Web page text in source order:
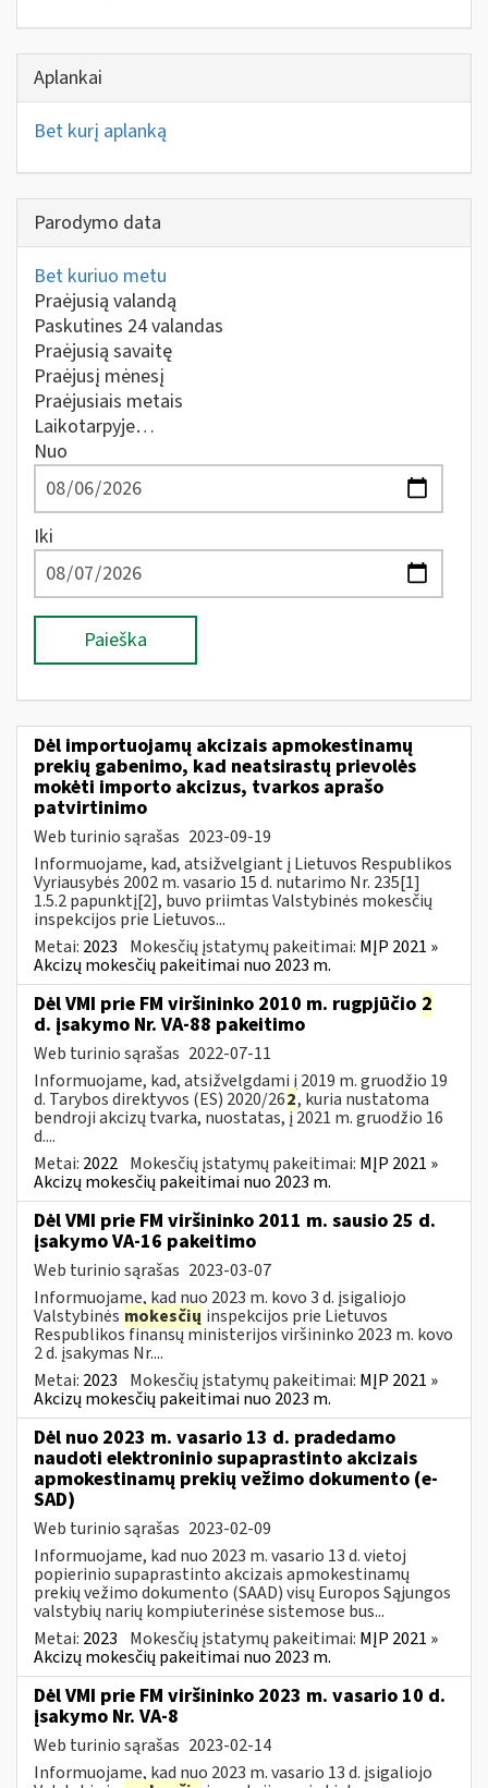
Aplankai
Bet kurį aplanką
Parodymo data
Bet kuriuo metu
Praėjusią valandą
Paskutines 24 valandas
Praėjusią savaitę
Praėjusį mėnesį
Praėjusiais metais
Laikotarpyje…
Nuo
Iki
Paieška
Dėl importuojamų akcizais apmokestinamų
prekių gabenimo, kad neatsirastų prievolės
mokėti importo akcizus, tvarkos aprašo
patvirtinimo
Web turinio sąrašas 2023-09-19
Informuojame, kad, atsižvelgiant į Lietuvos Respublikos
Vyriausybės 2002 m. vasario 15 d. nutarimo Nr. 235[1]
1.5.2 papunktį[2], buvo priimtas Valstybinės mokesčių
inspekcijos prie Lietuvos...
Metai: 2023 Mokesčių įstatymų pakeitimai: MĮP 2021 »
Akcizų mokesčių pakeitimai nuo 2023 m.
Dėl VMI prie FM viršininko 2010 m. rugpjūčio 2
d. įsakymo Nr. VA-88 pakeitimo
Web turinio sąrašas 2022-07-11
Informuojame, kad, atsižvelgdami į 2019 m. gruodžio 19
d. Tarybos direktyvos (ES) 2020/262, kuria nustatoma
bendroji akcizų tvarka, nuostatas, į 2021 m. gruodžio 16
d....
Metai: 2022 Mokesčių įstatymų pakeitimai: MĮP 2021 »
Akcizų mokesčių pakeitimai nuo 2023 m.
Dėl VMI prie FM viršininko 2011 m. sausio 25 d.
įsakymo VA-16 pakeitimo
Web turinio sąrašas 2023-03-07
Informuojame, kad nuo 2023 m. kovo 3 d. įsigaliojo
Valstybinės mokesčių inspekcijos prie Lietuvos
Respublikos finansų ministerijos viršininko 2023 m. kovo
2 d. įsakymas Nr....
Metai: 2023 Mokesčių įstatymų pakeitimai: MĮP 2021 »
Akcizų mokesčių pakeitimai nuo 2023 m.
Dėl nuo 2023 m. vasario 13 d. pradedamo
naudoti elektroninio supaprastinto akcizais
apmokestinamų prekių vežimo dokumento (e-
SAD)
Web turinio sąrašas 2023-02-09
Informuojame, kad nuo 2023 m. vasario 13 d. vietoj
popierinio supaprastinto akcizais apmokestinamų
prekių vežimo dokumento (SAAD) visų Europos Sąjungos
valstybių narių kompiuterinėse sistemose bus...
Metai: 2023 Mokesčių įstatymų pakeitimai: MĮP 2021 »
Akcizų mokesčių pakeitimai nuo 2023 m.
Dėl VMI prie FM viršininko 2023 m. vasario 10 d.
įsakymo Nr. VA-8
Web turinio sąrašas 2023-02-14
Informuojame, kad nuo 2023 m. vasario 13 d. įsigaliojo